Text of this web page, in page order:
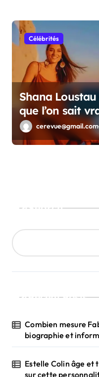
Célébrités
Shana
que l’on sait
cerevue@gmail.com
Search
Recent Posts
Combien mesure
biographie et
Estelle Colin âge et
sur cette